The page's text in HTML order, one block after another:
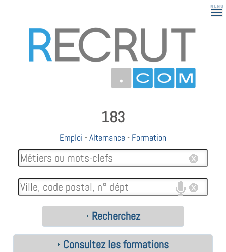
183
Emploi -Alternance - Formation
Recherchez
Consultez les formations